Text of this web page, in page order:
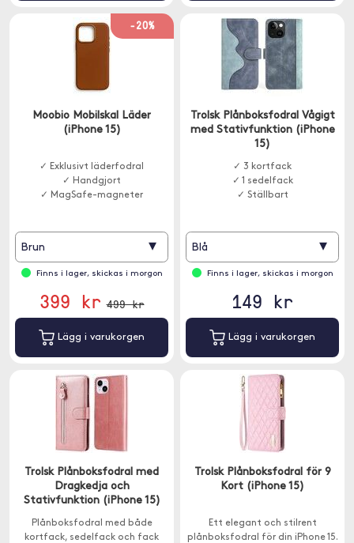
-20%
Moobio Mobilskal Läder
(iPhone 15)
✓ Exklusivt läderfodral
✓ Handgjort
✓ MagSafe-magneter
Brun ▾
Finns i lager, skickas i morgon
399 kr 499 kr
Lägg i varukorgen
Trolsk Plånboksfodral Vågigt
med Stativfunktion (iPhone
15)
✓ 3 kortfack
✓ 1 sedelfack
✓ Ställbart
Blå ▾
Finns i lager, skickas i morgon
149 kr
Lägg i varukorgen
Trolsk Plånboksfodral med
Dragkedja och
Stativfunktion (iPhone 15)
Plånboksfodral med både
kortfack, sedelfack och fack
Trolsk Plånboksfodral för 9
Kort (iPhone 15)
Ett elegant och stilrent
plånboksfodral för din iPhone 15.